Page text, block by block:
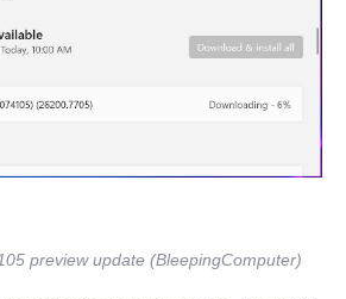
preview update (BleepingComputer)